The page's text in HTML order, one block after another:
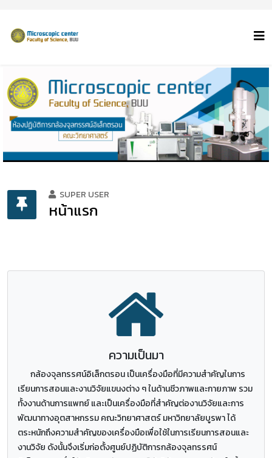
SUPER USER
หน้าแรก
ความเป็นมา
กล้องจุลทรรศน์อิเล็กตรอน เป็นเครื่องมือที่มีความสำคัญในการ
เรียนการสอนและงานวิจัยแขนงต่าง ๆ ในด้านชีวภาพและกายภาพ รวม
ทั้งงานด้านการแพทย์ และเป็นเครื่องมือที่สำคัญต่องานวิจัยและการ
พัฒนาทางอุตสาหกรรม คณะวิทยาศาสตร์ มหาวิทยาลัยบูรพา ได้
ตระหนักถึงความสำคัญของเครื่องมือเพื่อใช้ในการเรียนการสอนและ
งานวิจัย ดังนั้นจึงเริ่มก่อตั้งศูนย์ปฏิบัติการกล้องจุลทรรศน์